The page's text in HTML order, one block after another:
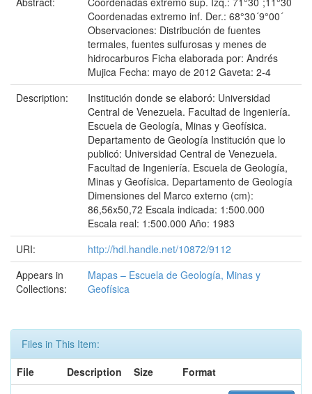
Coordenadas extremo inf. Der.: 68°30´9°00´
Observaciones: Distribución de fuentes
termales, fuentes sulfurosas y menes de
hidrocarburos Ficha elaborada por: Andrés
Mujica Fecha: mayo de 2012 Gaveta: 2-4
Description:
Institución donde se elaboró: Universidad
Central de Venezuela. Facultad de Ingeniería.
Escuela de Geología, Minas y Geofísica.
Departamento de Geología Institución que lo
publicó: Universidad Central de Venezuela.
Facultad de Ingeniería. Escuela de Geología,
Minas y Geofísica. Departamento de Geología
Dimensiones del Marco externo (cm):
86,56x50,72 Escala indicada: 1:500.000
Escala real: 1:500.000 Año: 1983
URI:
http://hdl.handle.net/10872/9112
Appears in
Collections:
Mapas – Escuela de Geología, Minas y
Geofísica
Files in This Item:
File
Description Size
Format